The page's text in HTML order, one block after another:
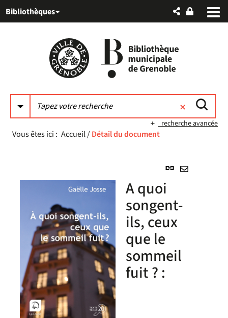
au
auBibliothèques
recherche avancée
Vous êtes ici : Accueil/Détail du document
Lien
A quoi
songent-
ils, ceux
que le
sommeil
fuit ? :